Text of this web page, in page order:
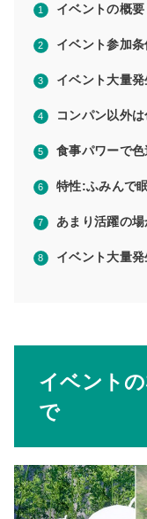
イベントの概
イベント参加
イベント大量
コンパン以外
食事パワーで
特性:ふみんで
あまり活躍の
イベント大量
イベント
で